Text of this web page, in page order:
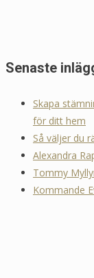
Senaste
Skapa
för ditt hem
Så väljer du
Alexandra
Tommy
Kommande